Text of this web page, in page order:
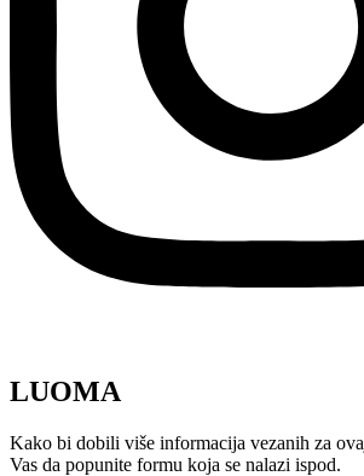
LUOMA
Kako bi dobili više informacija vezanih za
Vas da popunite formu koja se nalazi ispod.